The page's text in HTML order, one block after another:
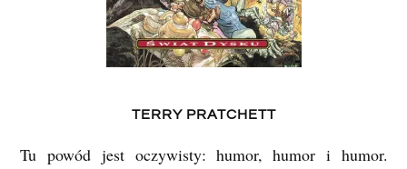
TERRY PRATCHETT
Tu powód jest oczywisty: humor, humor i humor.